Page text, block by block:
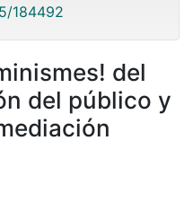
184492
del
del público y